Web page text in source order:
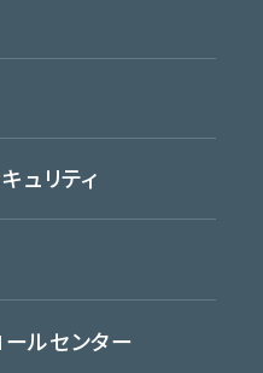
ュリティ
ールセンター